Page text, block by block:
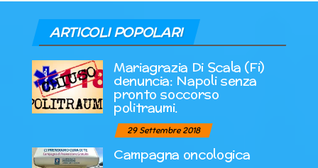
ARTICOLI POPOLARI
Mariagrazia Di Scala (Fi)
denuncia: Napoli senza
pronto soccorso
politraumi.
29 Settembre 2018
Campagna oncologica